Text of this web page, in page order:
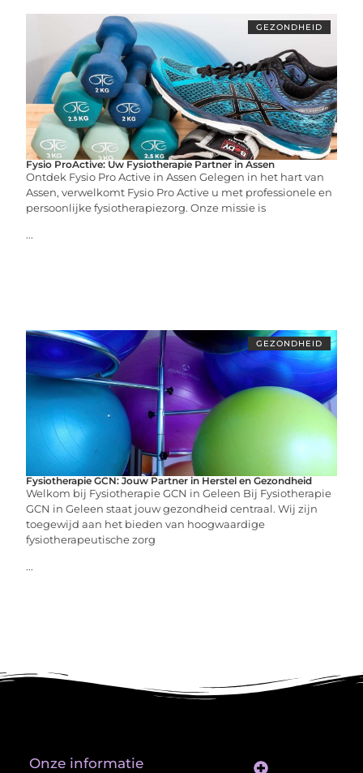
GEZONDHEID
Fysio ProActive: Uw Fysiotherapie Partner in Assen
Ontdek Fysio Pro Active in Assen Gelegen in het hart van
Assen, verwelkomt Fysio Pro Active u met professionele en
persoonlijke fysiotherapiezorg. Onze missie is
...
GEZONDHEID
Fysiotherapie GCN: Jouw Partner in Herstel en Gezondheid
Welkom bij Fysiotherapie GCN in Geleen Bij Fysiotherapie
GCN in Geleen staat jouw gezondheid centraal. Wij zijn
toegewijd aan het bieden van hoogwaardige
fysiotherapeutische zorg
...
Onze informatie